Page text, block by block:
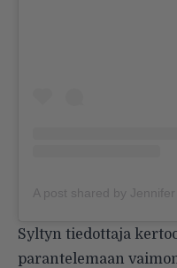
Syltyn tiedottaja
parantelemaan